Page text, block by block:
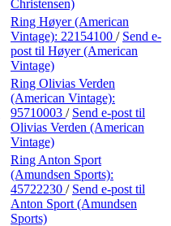
Christensen)
Ring Høyer (American
Vintage): 22154100 / Send e-
post til Høyer (American
Vintage)
Ring Olivias Verden
(American Vintage):
95710003 / Send e-post til
Olivias Verden (American
Vintage)
Ring Anton Sport
(Amundsen Sports):
45722230 / Send e-post til
Anton Sport (Amundsen
Sports)